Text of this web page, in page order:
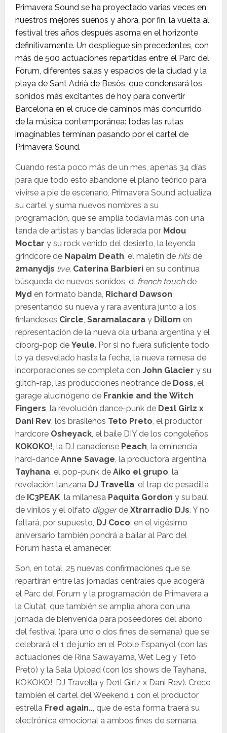
Primavera Sound se ha proyectado varias veces en
nuestros mejores sueños y ahora, por fin, la vuelta al
festival tres años después asoma en el horizonte
definitivamente. Un despliegue sin precedentes, con
más de 500 actuaciones repartidas entre el Parc del
Fòrum, diferentes salas y espacios de la ciudad y la
playa de Sant Adrià de Besòs, que condensará los
sonidos más excitantes de hoy para convertir
Barcelona en el cruce de caminos más concurrido
de la música contemporánea: todas las rutas
imaginables terminan pasando por el cartel de
Primavera Sound.
Cuando resta poco más de un mes, apenas 34 días,
para que todo esto abandone el plano teórico para
vivirse a pie de escenario, Primavera Sound actualiza
su cartel y suma nuevos nombres a su
programación, que se amplía todavía más con una
tanda de artistas y bandas liderada por Mdou
Moctar y su rock venido del desierto, la leyenda
grindcore de Napalm Death, el maletín de hitsde
2manydjs live, Caterina Barbieri en su continua
búsqueda de nuevos sonidos, el french touchde
Myd en formato banda, Richard Dawson
presentando su nueva y rara aventura junto a los
finlandeses Circle, Saramalacara y Dillom en
representación de la nueva ola urbana argentina y el
cíborg-pop de Yeule. Por si no fuera suficiente todo
lo ya desvelado hasta la fecha, la nueva remesa de
incorporaciones se completa con John Glacier y su
glitch-rap, las producciones neotrance de Doss, el
garage alucinógeno de Frankie and the Witch
Fingers, la revolución dance-punk de De1l Girlz x
Dani Rev, los brasileños Teto Preto, el productor
hardcore Osheyack, el baile DIY de los congoleños
KOKOKO!, la DJ canadiense Peach, la eminencia
hard-dance Anne Savage, la productora argentina
Tayhana, el pop-punk de Aiko el grupo, la
revelación tanzana DJ Travella, el trap de pesadilla
de IC3PEAK, la milanesa Paquita Gordon y su baúl
de vinilos y el olfato diggerde Xtrarradio DJs. Y no
faltará, por supuesto, DJ Coco: en el vigésimo
aniversario también pondrá a bailar al Parc del
Fòrum hasta el amanecer.
Son, en total, 25 nuevas confirmaciones que se
repartirán entre las jornadas centrales que acogerá
el Parc del Fòrum y la programación de Primavera a
la Ciutat, que también se amplía ahora con una
jornada de bienvenida para poseedores del abono
del festival (para uno o dos fines de semana) que se
celebrará el 1 de junio en el Poble Espanyol (con las
actuaciones de Rina Sawayama, Wet Leg y Teto
Preto) y la Sala Upload (con los shows de Tayhana,
KOKOKO!, DJ Travella y De1l Girlz x Dani Rev). Crece
también el cartel del Weekend 1 con el productor
estrella Fred again.., que de esta forma traerá su
electrónica emocional a ambos fines de semana.